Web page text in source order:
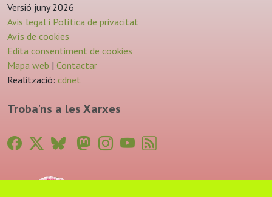
Versió juny 2026
Avis legal i Política de privacitat
Avís de cookies
Edita consentiment de cookies
Mapa web | Contactar
Realització: cdnet
Troba'ns a les Xarxes